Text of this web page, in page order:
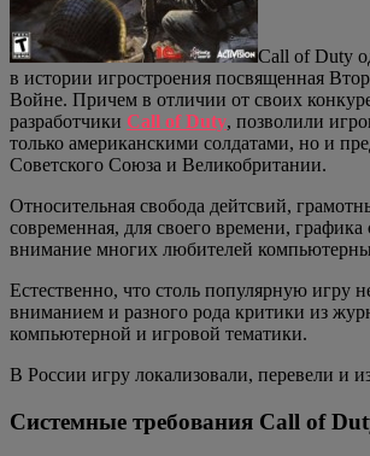
Call of Duty
в истории игростроения посвященная
Войне. Причем в отличии от своих
разработчики Call of Duty, позволили
только американскими солдатами, но и
Советского Союза и Великобритании.
Относительная свобода дейтсвий,
современная, для своего времени, графика
внимание многих любителей
Естественно, что столь популярную игру
вниманием и разного рода критики из
компьютерной и игровой тематики.
В России игру локализовали, перевели и
Системные требования Call of